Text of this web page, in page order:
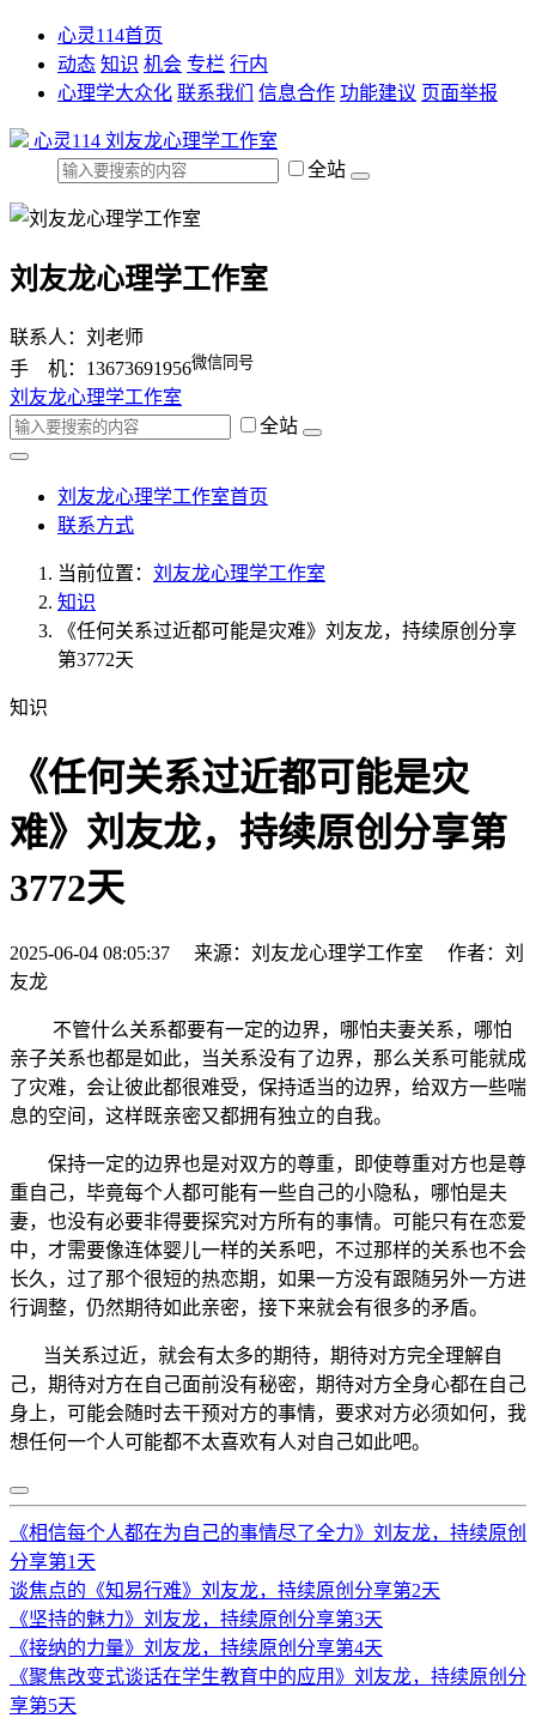
心灵114首页
动态 知识 机会 专栏 行内
心理学大众化 联系我们 信息合作 功能建议 页面举报
心灵114 刘友龙心理学工作室
全站
刘友龙心理学工作室
联系人：刘老师
手 机：13673691956微信同号
刘友龙心理学工作室
全站
刘友龙心理学工作室首页
联系方式
当前位置： 刘友龙心理学工作室
知识
《任何关系过近都可能是灾难》刘友龙，持续原创分享
第3772天
知识
《任何关系过近都可能是灾
难》刘友龙，持续原创分享第
3772天
2025-06-04 08:05:37 来源：刘友龙心理学工作室 作者：刘
友龙
不管什么关系都要有一定的边界，哪怕夫妻关系，哪怕
亲子关系也都是如此，当关系没有了边界，那么关系可能就成
了灾难，会让彼此都很难受，保持适当的边界，给双方一些喘
息的空间，这样既亲密又都拥有独立的自我。
保持一定的边界也是对双方的尊重，即使尊重对方也是尊
重自己，毕竟每个人都可能有一些自己的小隐私，哪怕是夫
妻，也没有必要非得要探究对方所有的事情。可能只有在恋爱
中，才需要像连体婴儿一样的关系吧，不过那样的关系也不会
长久，过了那个很短的热恋期，如果一方没有跟随另外一方进
行调整，仍然期待如此亲密，接下来就会有很多的矛盾。
当关系过近，就会有太多的期待，期待对方完全理解自
己，期待对方在自己面前没有秘密，期待对方全身心都在自己
身上，可能会随时去干预对方的事情，要求对方必须如何，我
想任何一个人可能都不太喜欢有人对自己如此吧。
《相信每个人都在为自己的事情尽了全力》刘友龙，持续原创
分享第1天
谈焦点的《知易行难》刘友龙，持续原创分享第2天
《坚持的魅力》刘友龙，持续原创分享第3天
《接纳的力量》刘友龙，持续原创分享第4天
《聚焦改变式谈话在学生教育中的应用》刘友龙，持续原创分
享第5天